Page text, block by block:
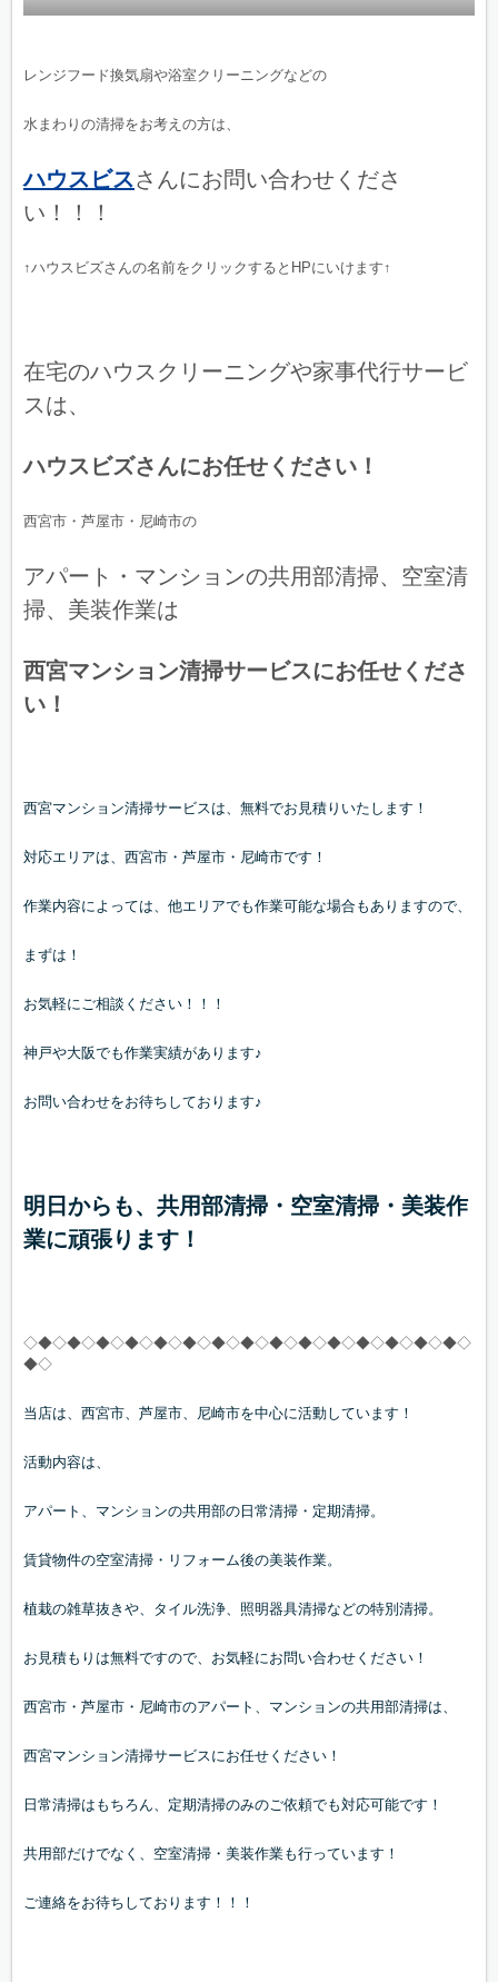
レンジフード換気扇や浴室クリーニングなどの
水まわりの清掃をお考えの方は、
ハウスビスさんにお問い合わせくださ
い！！！
↑ハウスビズさんの名前をクリックするとHPにいけます↑
在宅のハウスクリーニングや家事代行サービ
スは、
ハウスビズさんにお任せください！
西宮市・芦屋市・尼崎市の
アパート・マンションの共用部清掃、空室清
掃、美装作業は
西宮マンション清掃サービスにお任せくださ
い！
西宮マンション清掃サービスは、無料でお見積りいたします！
対応エリアは、西宮市・芦屋市・尼崎市です！
作業内容によっては、他エリアでも作業可能な場合もありますので、
まずは！
お気軽にご相談ください！！！
神戸や大阪でも作業実績があります♪
お問い合わせをお待ちしております♪
明日からも、共用部清掃・空室清掃・美装作
業に頑張ります！
◇◆◇◆◇◆◇◆◇◆◇◆◇◆◇◆◇◆◇◆◇◆◇◆◇◆◇◆◇◆◇
◆◇
当店は、西宮市、芦屋市、尼崎市を中心に活動しています！
活動内容は、
アパート、マンションの共用部の日常清掃・定期清掃。
賃貸物件の空室清掃・リフォーム後の美装作業。
植栽の雑草抜きや、タイル洗浄、照明器具清掃などの特別清掃。
お見積もりは無料ですので、お気軽にお問い合わせください！
西宮市・芦屋市・尼崎市のアパート、マンションの共用部清掃は、
西宮マンション清掃サービスにお任せください！
日常清掃はもちろん、定期清掃のみのご依頼でも対応可能です！
共用部だけでなく、空室清掃・美装作業も行っています！
ご連絡をお待ちしております！！！